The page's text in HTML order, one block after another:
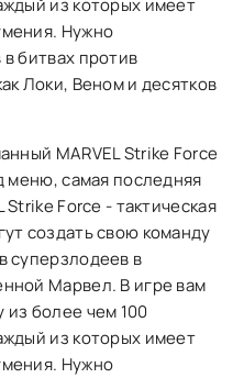
из которых имеет
Нужно
битвах против
Локи, Веном и десятков
MARVEL Strike Force
меню, самая последняя
Force - тактическая
создать свою команду
суперзлодеев в
Марвел. В игре вам
из более чем 100
из которых имеет
Нужно